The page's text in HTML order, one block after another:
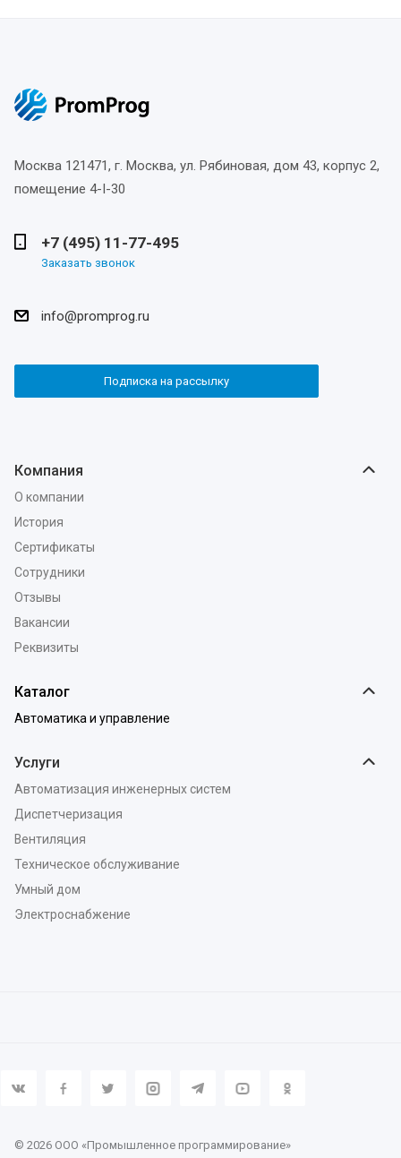
Москва 121471, г. Москва, ул. Рябиновая, дом 43, корпус 2,
помещение 4-I-30
+7 (495) 11-77-495
Заказать звонок
info@promprog.ru
Подписка на рассылку
Компания
О компании
История
Сертификаты
Сотрудники
Отзывы
Вакансии
Реквизиты
Каталог
Автоматика и управление
Услуги
Автоматизация инженерных систем
Диспетчеризация
Вентиляция
Техническое обслуживание
Умный дом
Электроснабжение
© 2026 ООО «Промышленное программирование»